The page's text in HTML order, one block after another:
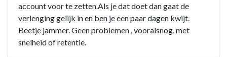
account voor te zetten.Als je dat doet dan gaat de
verlenging gelijk in en ben je een paar dagen kwijt.
Beetje jammer. Geen problemen , vooralsnog, met
snelheid of retentie.